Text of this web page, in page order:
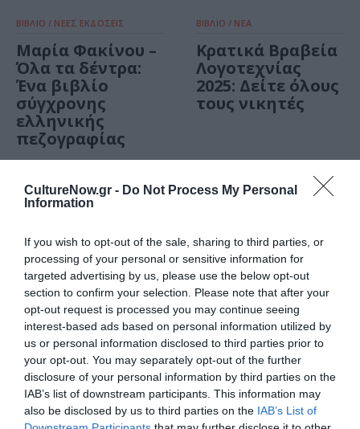
CultureNow.gr - Do Not Process My Personal
Information
If you wish to opt-out of the sale, sharing to third parties, or
processing of your personal or sensitive information for
targeted advertising by us, please use the below opt-out
section to confirm your selection. Please note that after your
opt-out request is processed you may continue seeing
interest-based ads based on personal information utilized by
us or personal information disclosed to third parties prior to
your opt-out. You may separately opt-out of the further
disclosure of your personal information by third parties on the
IAB’s list of downstream participants. This information may
also be disclosed by us to third parties on the IAB’s List of
ΒΙΒΛΙΟ / ΝΕΕΣ ΕΚΔΟΣΕΙΣ
Μαρία Φακίνου –
Όλα τα δέντρα:
Ένα βιβλίο
σύγχρονης
ελληνικής
πεζογραφίας
ΒΙΒΛΙΟ / ΝΕΑ
Κρατικά Βραβεία
Λογοτεχνίας
2025: Δείτε όλους
τους νικητές
Κρατικά
Λογοτεχνικά
Βραβεία 2025:
Δείτε αναλυτικά
ΒΙΒΛΙΟ / ΝΕΑ
Συγγραφείς του
Κόσμου: Η Τιφέν
Ριβιέρ στο
Μέγαρο